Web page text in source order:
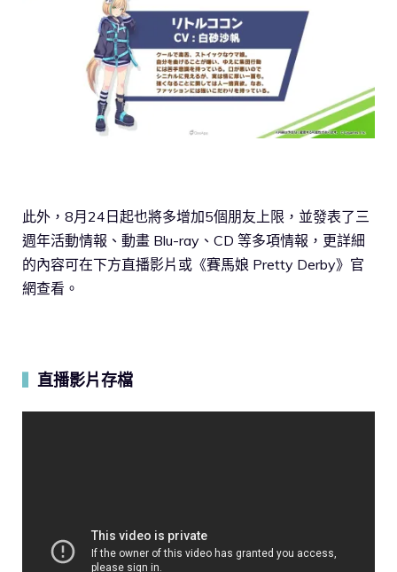
此外，8月24日起也將多增加5個朋友上限，並發表了三
週年活動情報、動畫 Blu-ray、CD 等多項情報，更詳細
的內容可在下方直播影片或《賽馬娘 Pretty Derby》官
網查看。
直播影片存檔